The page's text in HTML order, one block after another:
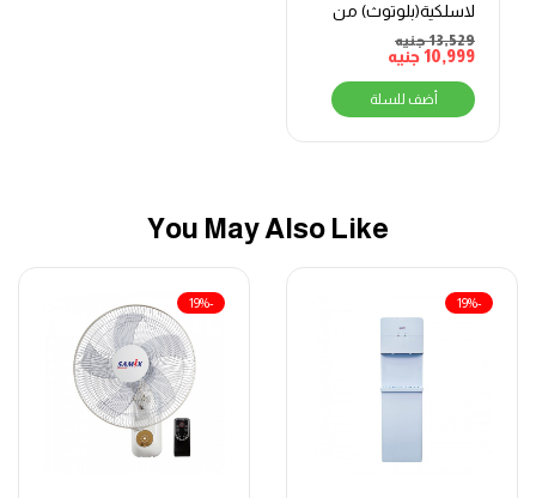
لاسلكية(بلوتوث) من
دوب SX5 – اسود
13,529جنيه
10,999جنيه
أضف للسلة
You May Also Like
-19%
-19%